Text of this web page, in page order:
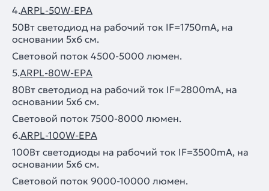
4.ARPL-50W-EPA
50Вт светодиод на рабочий ток IF=1750mA, на
основании 5х6 cм.
Световой поток 4500-5000 люмен.
5.ARPL-80W-EPA
80Вт светодиод на рабочий ток IF=2800mA, на
основании 5х6 cм.
Световой поток 7500-8000 люмен.
6.ARPL-100W-EPA
100Вт светодиоды на рабочий ток IF=3500mA, на
основании 5х6 cм.
Световой поток 9000-10000 люмен.